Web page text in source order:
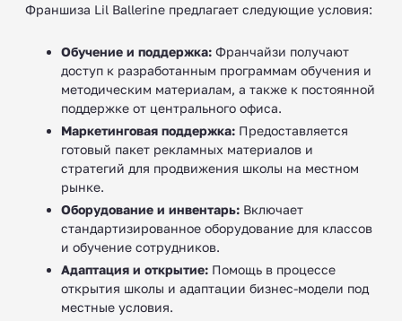
Франшиза Lil Ballerine предлагает следующие условия:
Обучение и поддержка: Франчайзи получают
доступ к разработанным программам обучения и
методическим материалам, а также к постоянной
поддержке от центрального офиса.
Маркетинговая поддержка: Предоставляется
готовый пакет рекламных материалов и
стратегий для продвижения школы на местном
рынке.
Оборудование и инвентарь: Включает
стандартизированное оборудование для классов
и обучение сотрудников.
Адаптация и открытие: Помощь в процессе
открытия школы и адаптации бизнес-модели под
местные условия.